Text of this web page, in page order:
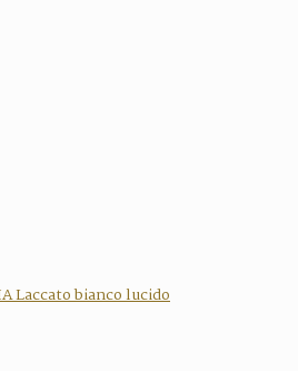
Laccato bianco lucido